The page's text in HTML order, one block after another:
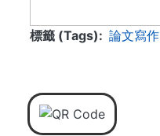
標籤 (Tags)
論文寫作